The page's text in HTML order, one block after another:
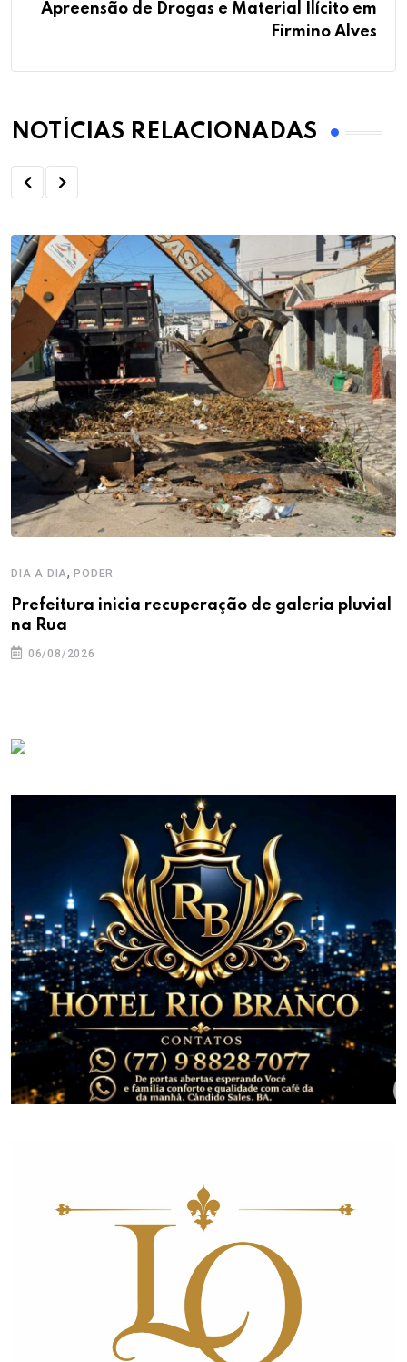
Apreensão de Drogas e Material Ilícito em
Firmino Alves
NOTÍCIAS RELACIONADAS
DIA A DIA,PODER
Prefeitura inicia recuperação de galeria pluvial
na Rua
06/08/2026